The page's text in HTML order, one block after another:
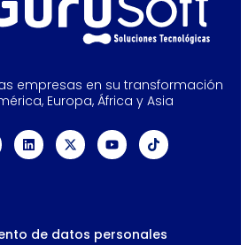
empresas en su transformación
Europa, África y Asia
de datos personales